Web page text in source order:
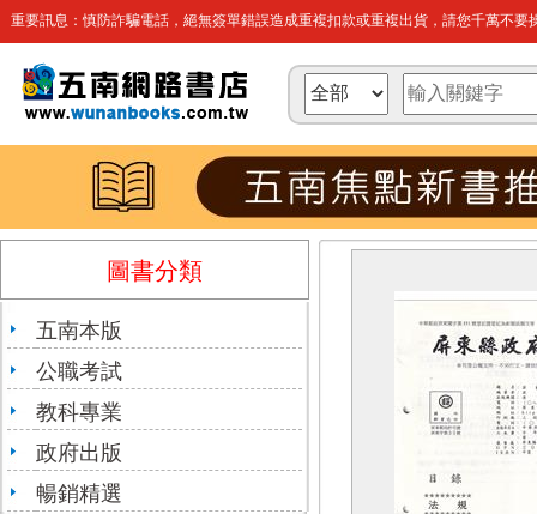
重要訊息：慎防詐騙電話，絕無簽單錯誤造成重複扣款或重複出貨，請您千萬不要
圖書分類
五南本版
公職考試
教科專業
政府出版
暢銷精選